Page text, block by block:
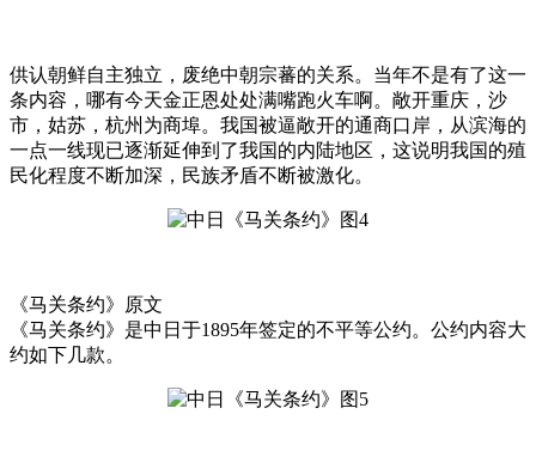
供认朝鲜自主独立，废绝中朝宗蕃的关系。当年不是有了这一
条内容，哪有今天金正恩处处满嘴跑火车啊。敞开重庆，沙
市，姑苏，杭州为商埠。我国被逼敞开的通商口岸，从滨海的
一点一线现已逐渐延伸到了我国的内陆地区，这说明我国的殖
民化程度不断加深，民族矛盾不断被激化。
《马关条约》原文
《马关条约》是中日于1895年签定的不平等公约。公约内容大
约如下几款。